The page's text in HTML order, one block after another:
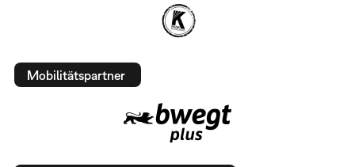
Mobilitätspartner